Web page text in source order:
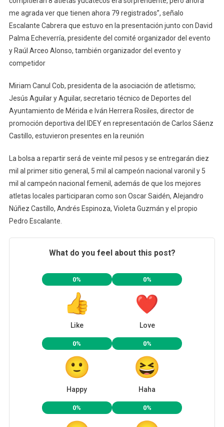
me agrada ver que tienen ahora 79 registrados”, señalo
Escalante Cabrera que estuvo en la presentación junto con David
Palma Echeverría, presidente del comité organizador del evento
y Raúl Arceo Alonso, también organizador del evento y
competidor
Miriam Canul Cob, presidenta de la asociación de atletismo;
Jesús Aguilar y Aguilar, secretario técnico de Deportes del
Ayuntamiento de Mérida e Iván Herrera Rosiles, director de
promoción deportiva del IDEY en representación de Carlos Sáenz
Castillo, estuvieron presentes en la reunión
La bolsa a repartir será de veinte mil pesos y se entregarán diez
mil al primer sitio general, 5 mil al campeón nacional varonil y 5
mil al campeón nacional femenil, además de que los mejores
atletas locales participaran como son Oscar Saidén, Alejandro
Núñez Castillo, Andrés Espinoza, Violeta Guzmán y el propio
Pedro Escalante.
What do you feel about this post?
0%
Like
0%
Love
0%
Happy
0%
Haha
0% 0%